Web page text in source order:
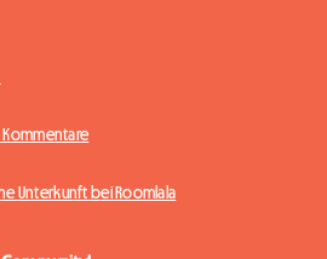
Unterkunft bei Roomlala